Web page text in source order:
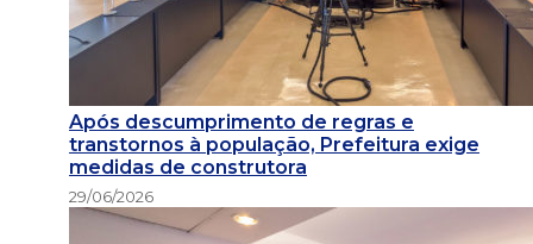
Após descumprimento de regras e
transtornos à população, Prefeitura exige
medidas de construtora
29/06/2026